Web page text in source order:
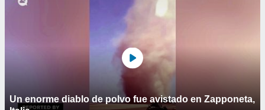
Un enorme diablo de polvo fue avistado en Zapponeta,